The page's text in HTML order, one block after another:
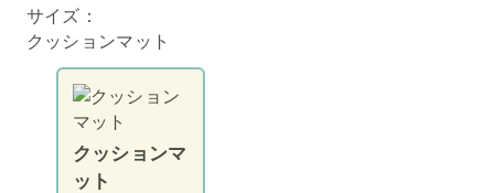
サイズ：
クッションマット
クッションマ
ット